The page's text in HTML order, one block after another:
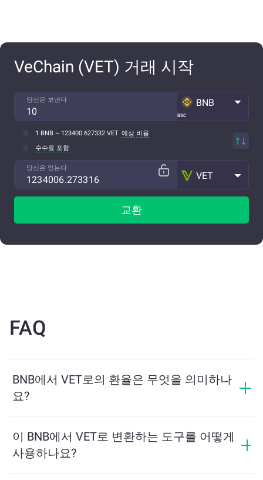
VeChain (VET) 거래 시작
당신은 보낸다
BSC
BNB
1 BNB ~ 123400.627332 VET 예상 비율
수수료 포함
당신은 얻는다
VET
교환
FAQ
BNB에서 VET로의 환율은 무엇을 의미하나
요?
줍니다. 이 환율은 시장 상황, 수요와 공급, 그리고 유동성
에 따라 변동합니다.
이 BNB에서 VET로 변환하는 도구를 어떻게
사용하나요?